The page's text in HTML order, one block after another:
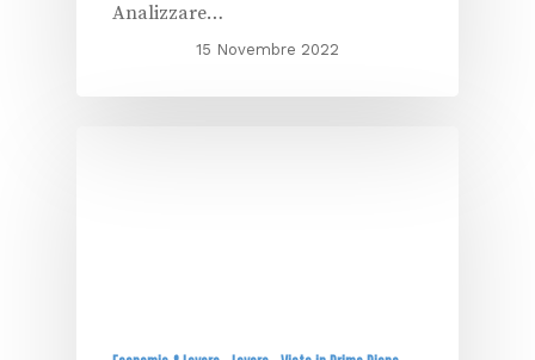
Analizzare…
15 Novembre 2022